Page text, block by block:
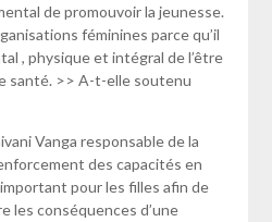
de promouvoir la jeunesse.
féminines parce qu’il
, physique et intégral de l’être
santé. >> A-t-elle soutenu
Vanga responsable de la
des capacités en
pour les filles afin de
les conséquences d’une